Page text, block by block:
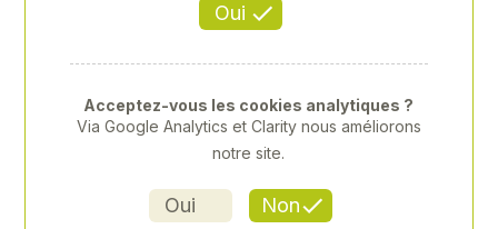
Oui
Oui Non
Acceptez-vous les cookies analytiques ?
Via Google Analytics et Clarity nous améliorons
notre site.